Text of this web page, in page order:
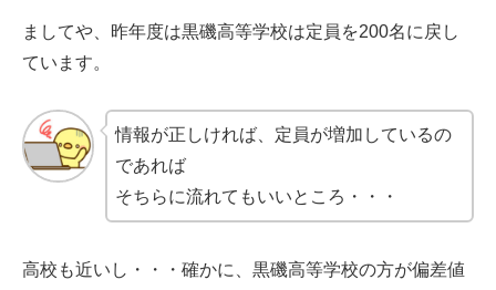
ましてや、昨年度は黒磯高等学校は定員を200名に戻し
ています。
情報が正しければ、定員が増加しているの
であれば
そちらに流れてもいいところ・・・
高校も近いし・・・確かに、黒磯高等学校の方が偏差値